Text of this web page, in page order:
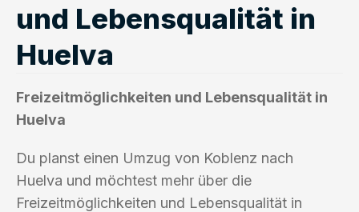
und Lebensqualität in
Huelva
Freizeitmöglichkeiten und Lebensqualität in
Huelva
Du planst einen Umzug von Koblenz nach
Huelva und möchtest mehr über die
Freizeitmöglichkeiten und Lebensqualität in